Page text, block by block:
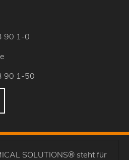
90 1-0
90 1-50
SOLUTIONS® steht für